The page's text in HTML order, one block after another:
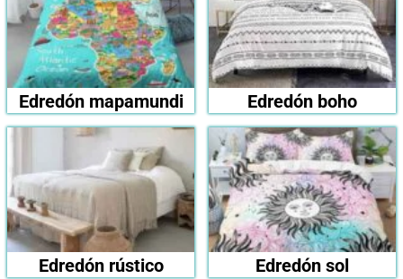
Edredón mapamundi Edredón boho
Edredón rústico Edredón sol